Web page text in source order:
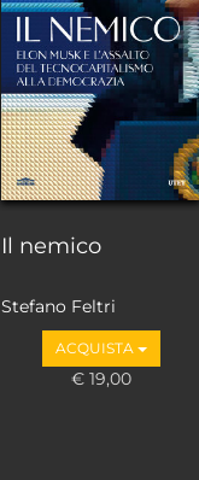
Il nemico
Stefano Feltri
ACQUISTA
€ 19,00